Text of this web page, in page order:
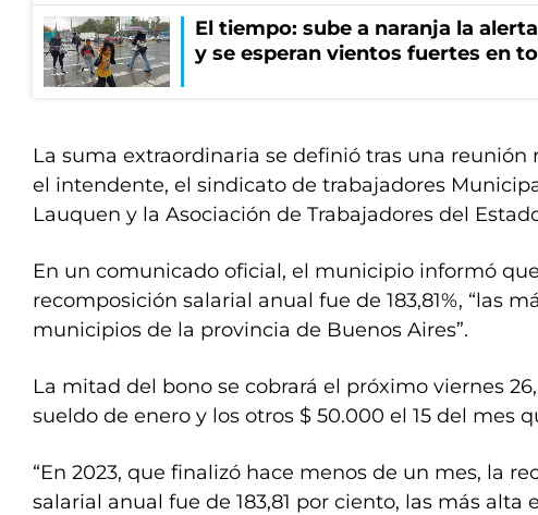
El tiempo: sube a naranja la
y se esperan vientos fuertes en
La suma extraordinaria se definió tras una
el intendente, el sindicato de trabajadores
Lauquen y la Asociación de Trabajadores del
En un comunicado oficial, el municipio informó
recomposición salarial anual fue de 183,81%, “las
municipios de la provincia de Buenos Aires”.
La mitad del bono se cobrará el próximo viernes
sueldo de enero y los otros $ 50.000 el 15 del mes
“En 2023, que finalizó hace menos de un mes, la
salarial anual fue de 183,81 por ciento, las más alta